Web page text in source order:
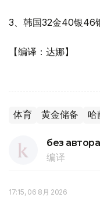
3、韩国32金40银46
【编译：达娜】
体育 黄金储备 哈
без автора
编译
17:15, 06 8月 2026